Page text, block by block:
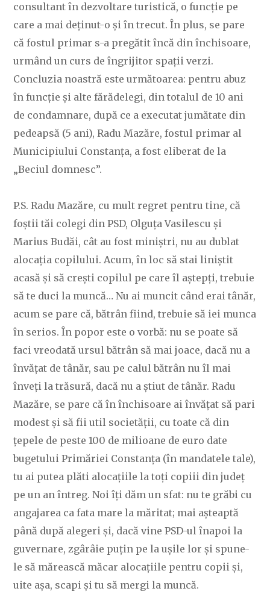
consultant în dezvoltare turistică, o funcție pe
care a mai deținut-o și în trecut. În plus, se pare
că fostul primar s-a pregătit încă din închisoare,
urmând un curs de îngrijitor spații verzi.
Concluzia noastră este următoarea: pentru abuz
în funcție și alte fărădelegi, din totalul de 10 ani
de condamnare, după ce a executat jumătate din
pedeapsă (5 ani), Radu Mazăre, fostul primar al
Municipiului Constanța, a fost eliberat de la
„Beciul domnesc”.
P.S. Radu Mazăre, cu mult regret pentru tine, că
foștii tăi colegi din PSD, Olguța Vasilescu și
Marius Budăi, cât au fost miniștri, nu au dublat
alocația copilului. Acum, în loc să stai liniștit
acasă și să crești copilul pe care îl aștepți, trebuie
să te duci la muncă… Nu ai muncit când erai tânăr,
acum se pare că, bătrân fiind, trebuie să iei munca
în serios. În popor este o vorbă: nu se poate să
faci vreodată ursul bătrân să mai joace, dacă nu a
învățat de tânăr, sau pe calul bătrân nu îl mai
înveți la trăsură, dacă nu a știut de tânăr. Radu
Mazăre, se pare că în închisoare ai învățat să pari
modest și să fii util societății, cu toate că din
țepele de peste 100 de milioane de euro date
bugetului Primăriei Constanța (în mandatele tale),
tu ai putea plăti alocațiile la toți copiii din județ
pe un an întreg. Noi îți dăm un sfat: nu te grăbi cu
angajarea ca fata mare la măritat; mai așteaptă
până după alegeri și, dacă vine PSD-ul înapoi la
guvernare, zgârâie puțin pe la ușile lor și spune-
le să mărească măcar alocațiile pentru copii și,
uite așa, scapi și tu să mergi la muncă.